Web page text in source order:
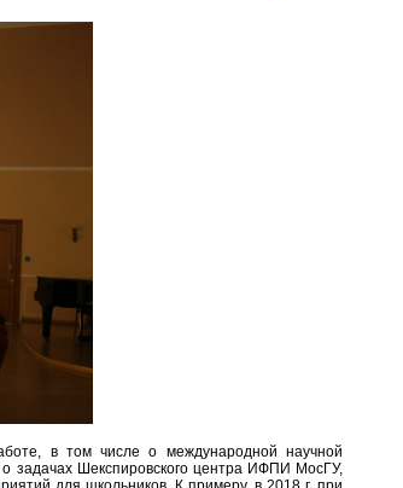
в том числе о международной научной
задачах Шекспировского центра ИФПИ МосГУ,